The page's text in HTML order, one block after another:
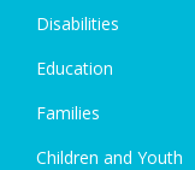
Disabilities
Education
Families
Children and Youth